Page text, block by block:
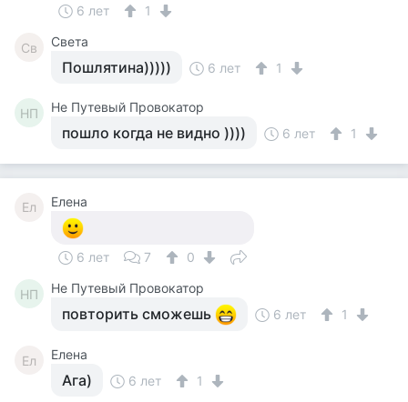
6 лет 1
Св Света
Пошлятина))))) 6 лет 1
НП Не Путевый Провокатор
пошло когда не видно )))) 6 лет 1
Ел Елена
6 лет 7 0
НП Не Путевый Провокатор
повторить сможешь 6 лет 1
Ел Елена
Ага) 6 лет 1